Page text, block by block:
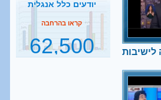
תלמידי ישיבות בהסדר
דחיית השירות
קראו בהרחבה
שקל
את